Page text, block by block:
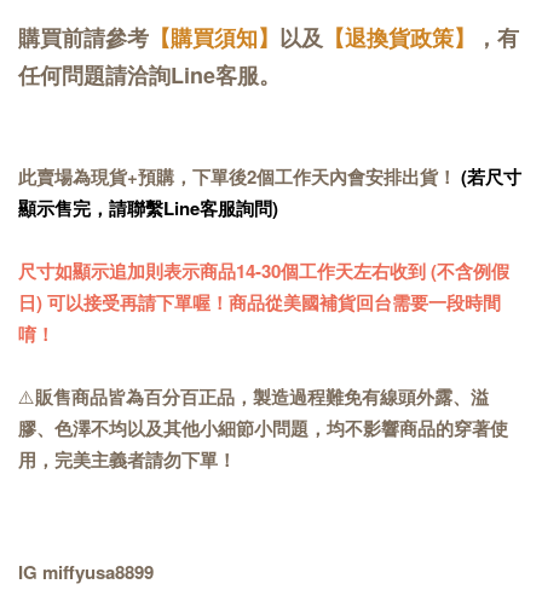
購買前請參考 【購買須知】 以及 【退換貨政策】
，有
任何問題請洽詢Line客服。
此賣場為現貨+預購，下單後2個工作天內會安排出貨！ (若尺寸
顯示售完，請聯繫Line客服詢問)
尺寸如顯示追加則表示商品14-30個工作天左右收到 (不含例假
日) 可以接受再請下單喔！商品從美國補貨回台需要一段時間
唷！
⚠️販售商品皆為百分百正品，製造過程難免有線頭外露、溢
膠、色澤不均以及其他小細節小問題，均不影響商品的穿著使
用，完美主義者請勿下單！
IG miffyusa8899